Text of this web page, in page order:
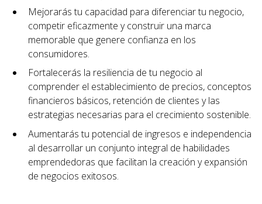
Mejorarás tu capacidad para diferenciar tu negocio,
competir eficazmente y construir una marca
memorable que genere confianza en los
consumidores.
Fortalecerás la resiliencia de tu negocio al
comprender el establecimiento de precios, conceptos
financieros básicos, retención de clientes y las
estrategias necesarias para el crecimiento sostenible.
Aumentarás tu potencial de ingresos e independencia
al desarrollar un conjunto integral de habilidades
emprendedoras que facilitan la creación y expansión
de negocios exitosos.